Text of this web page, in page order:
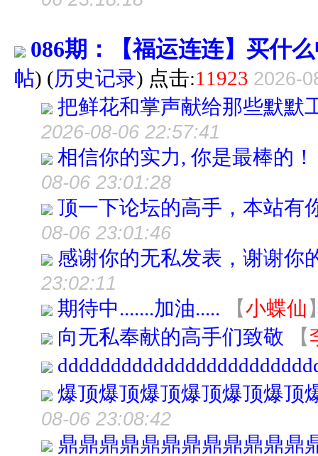
086期：【福运连连】买什
帖) (历史记录) 点击:11923 2026-
把鲜花和掌声献给那些默默
2026-08-06 22:57:41
相信你的实力, 你是最棒的
08-06 23:01:28
顶一下论坛的高手，本站有
08-06 23:01:46
感谢你的无私发表，谢谢你
23:02:11
期待中.......加油..... 【小蝶仙
向无私奉献的高手们致敬
【
爆顶爆顶爆顶爆顶爆顶爆顶
08-06 23:08:42
鼎鼎鼎鼎鼎鼎鼎鼎鼎鼎鼎鼎